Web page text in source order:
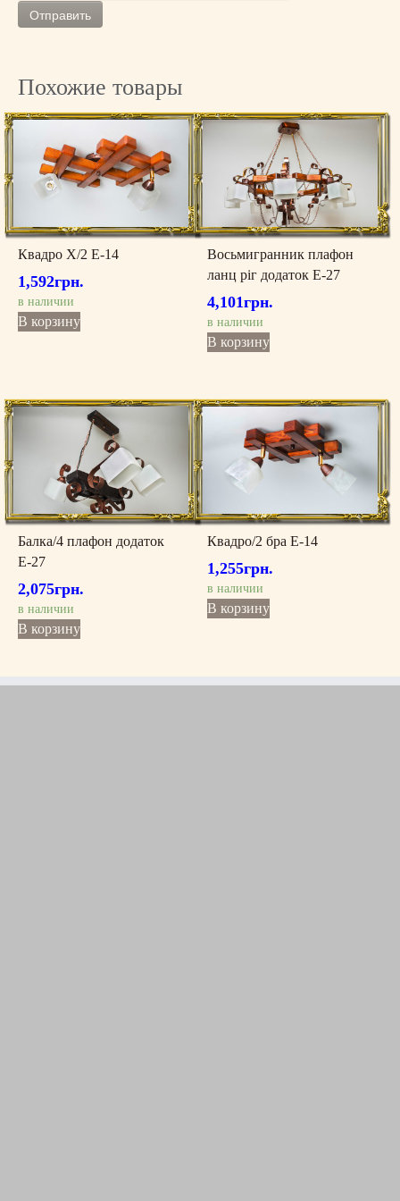
0
3
Похожие товары
Квадро X/2 Е-14
1,592грн.
в наличии
В корзину
Восьмигранник плафон
ланц ріг додаток Е-27
4,101грн.
в наличии
В корзину
Балка/4 плафон додаток
Е-27
2,075грн.
в наличии
В корзину
Квадро/2 бра Е-14
1,255грн.
в наличии
В корзину